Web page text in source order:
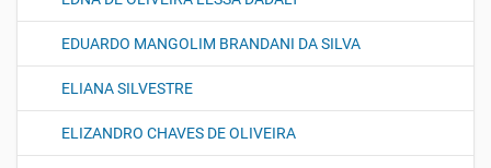
EDUARDO MANGOLIM BRANDANI DA SILVA
ELIANA SILVESTRE
ELIZANDRO CHAVES DE OLIVEIRA